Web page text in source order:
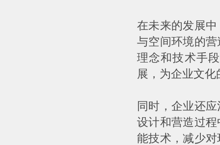
在未来的发展
与空间环境的
理念和技术手
展，为企业文
同时，企业还
设计和营造过
能技术，减少